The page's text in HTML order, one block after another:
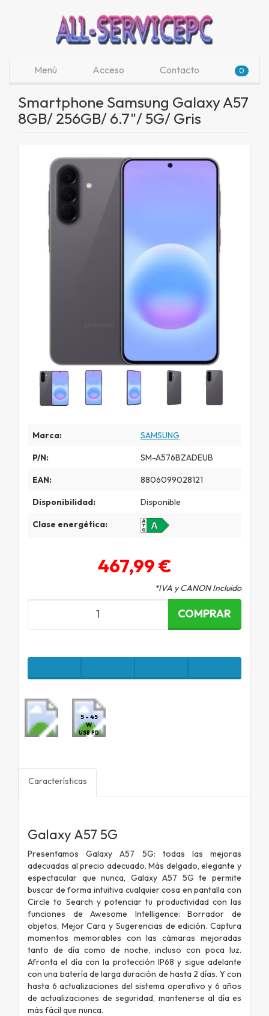
Menú Acceso Contacto 0
Smartphone Samsung Galaxy A57
8GB/ 256GB/ 6.7"/ 5G/ Gris
Marca: SAMSUNG
P/N: SM-A576BZADEUB
EAN: 8806099028121
Disponibilidad: Disponible
Clase energética:
467,99 €
*IVA y CANON Incluido
COMPRAR
5 - 45
W
USB PD
Características
Galaxy A57 5G
Presentamos Galaxy A57 5G: todas las mejoras
adecuadas al precio adecuado. Más delgado, elegante y
espectacular que nunca, Galaxy A57 5G te permite
buscar de forma intuitiva cualquier cosa en pantalla con
Circle to Search y potenciar tu productividad con las
funciones de Awesome Intelligence: Borrador de
objetos, Mejor Cara y Sugerencias de edición. Captura
momentos memorables con las cámaras mejoradas
tanto de día como de noche, incluso con poca luz.
Afronta el día con la protección IP68 y sigue adelante
con una batería de larga duración de hasta 2 días. Y con
hasta 6 actualizaciones del sistema operativo y 6 años
de actualizaciones de seguridad, mantenerse al día es
más fácil que nunca.